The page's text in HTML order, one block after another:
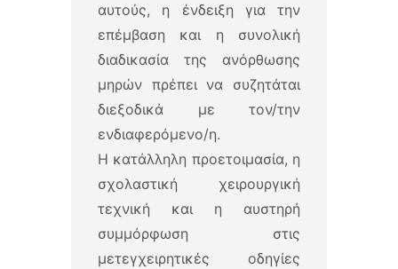
αυτούς, η ένδειξη για την
επέμβαση και η συνολική
διαδικασία της ανόρθωσης
μηρών πρέπει να συζητάται
διεξοδικά με τον/την
ενδιαφερόμενο/η.
Η κατάλληλη προετοιμασία, η
σχολαστική χειρουργική
τεχνική και η αυστηρή
συμμόρφωση στις
μετεγχειρητικές οδηγίες